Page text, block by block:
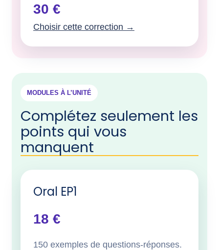
30 €
Choisir cette correction →
MODULES À L’UNITÉ
Complétez seulement les
points qui vous
manquent
Oral EP1
18 €
150 exemples de questions-réponses.